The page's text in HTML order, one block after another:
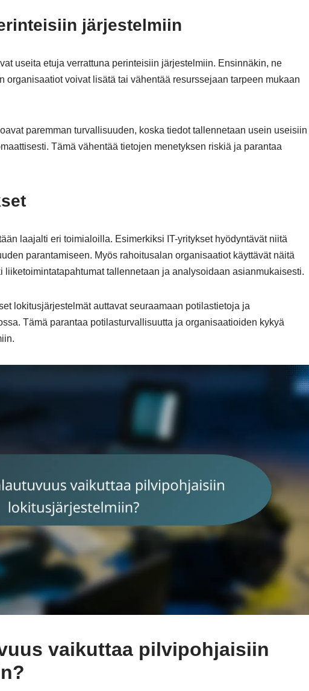
järjestelmiin
useita etuja verrattuna perinteisiin järjestelmiin. Ensinnäkin, ne
organisaatiot voivat lisätä tai vähentää resurssejaan tarpeen mukaan
paremman turvallisuuden, koska tiedot tallennetaan usein useisiin
Tämä vähentää tietojen menetyksen riskiä ja parantaa
laajalti eri toimialoilla. Esimerkiksi IT-yritykset hyödyntävät niitä
parantamiseen. Myös rahoitusalan organisaatiot käyttävät näitä
liiketoimintatapahtumat tallennetaan ja analysoidaan asianmukaisesti.
lokitusjärjestelmät auttavat seuraamaan potilastietoja ja
Tämä parantaa potilasturvallisuutta ja organisaatioiden kykyä
vaikuttaa pilvipohjaisiin